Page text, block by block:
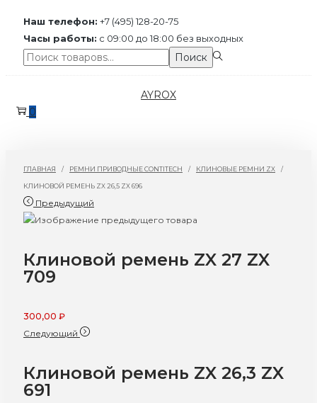
Наш телефон: +7 (495) 128-20-75
Часы работы: с 09:00 до 18:00 без выходных
Поиск:>
Поиск
к
к
AYROX
0
ГЛАВНАЯ / РЕМНИ ПРИВОДНЫЕ CONTITECH / КЛИНОВЫЕ РЕМНИ ZX /
КЛИНОВОЙ РЕМЕНЬ ZX 26,5 ZX 696
Предыдущий
Клиновой ремень ZX 27 ZX
709
300,00 ₽
Следующий
Клиновой ремень ZX 26,3 ZX
691